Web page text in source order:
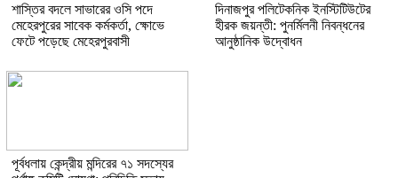
শাস্তির বদলে সাভারের ওসি পদে
মেহেরপুরের সাবেক কর্মকর্তা, ক্ষোভে
ফেটে পড়েছে মেহেরপুরবাসী
দিনাজপুর পলিটেকনিক ইনস্টিটিউটের
হীরক জয়ন্তী: পুনর্মিলনী নিবন্ধনের
আনুষ্ঠানিক উদ্বোধন
পূর্বধলায় কেন্দ্রীয় মন্দিরের ৭১ সদস্যের